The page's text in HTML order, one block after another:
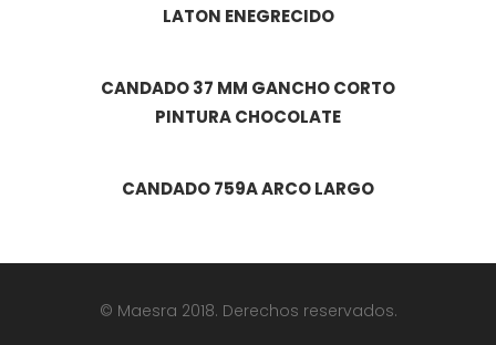
LATON ENEGRECIDO
CANDADO 37 MM GANCHO CORTO
PINTURA CHOCOLATE
CANDADO 759A ARCO LARGO
© Maesra 2018. Derechos reservados.